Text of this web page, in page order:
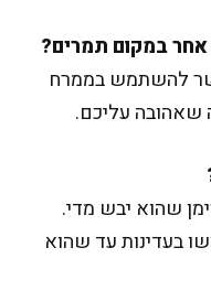
להשתמש בממרח
שאהובה עליכם.
שהוא יבש מדי.
בעדינות עד שהוא